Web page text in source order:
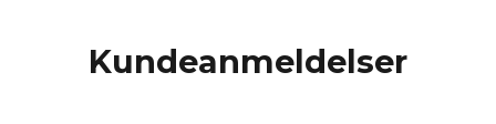
Kundeanmeldelser